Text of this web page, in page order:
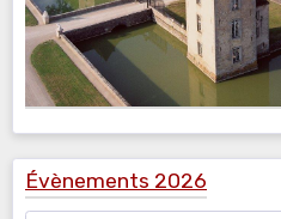
Évènements 2026